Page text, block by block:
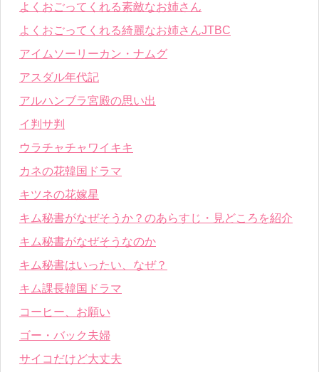
よくおごってくれる素敵なお姉さん
よくおごってくれる綺麗なお姉さんJTBC
アイムソーリーカン・ナムグ
アスダル年代記
アルハンブラ宮殿の思い出
イ判サ判
ウラチャチャワイキキ
カネの花韓国ドラマ
キツネの花嫁星
キム秘書がなぜそうか？のあらすじ・見どころを紹介
キム秘書がなぜそうなのか
キム秘書はいったい、なぜ？
キム課長韓国ドラマ
コーヒー、お願い
ゴー・バック夫婦
サイコだけど大丈夫